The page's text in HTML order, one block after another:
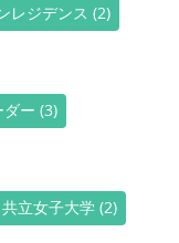
レジデンス (2)
ダー (3)
共立女子大学 (2)